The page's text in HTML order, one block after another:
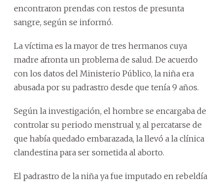
encontraron prendas con restos de presunta
sangre, según se informó.
La víctima es la mayor de tres hermanos cuya
madre afronta un problema de salud. De acuerdo
con los datos del Ministerio Público, la niña era
abusada por su padrastro desde que tenía 9 años.
Según la investigación, el hombre se encargaba de
controlar su periodo menstrual y, al percatarse de
que había quedado embarazada, la llevó a la clínica
clandestina para ser sometida al aborto.
El padrastro de la niña ya fue imputado en rebeldía